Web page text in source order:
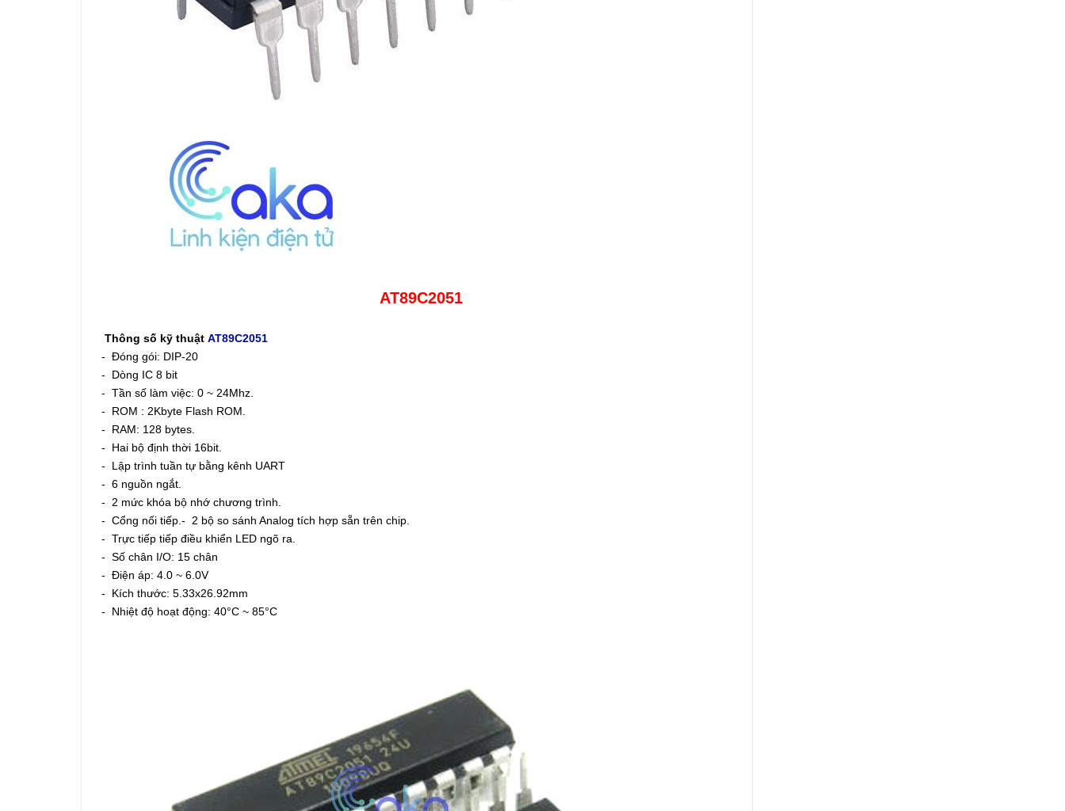
AT89C2051
Thông số kỹ thuật AT89C2051
- Đóng gói: DIP-20
- Dòng IC 8 bit
- Tần số làm việc: 0 ~ 24Mhz.
- ROM : 2Kbyte Flash ROM.
- RAM: 128 bytes.
- Hai bộ định thời 16bit.
- Lập trình tuần tự bằng kênh UART
- 6 nguồn ngắt.
- 2 mức khóa bộ nhớ chương trình.
- Cổng nối tiếp.- 2 bộ so sánh Analog tích hợp sẵn trên chip.
- Trực tiếp tiếp điều khiển LED ngõ ra.
- Số chân I/O: 15 chân
- Điện áp: 4.0 ~ 6.0V
- Kích thước: 5.33x26.92mm
- Nhiệt độ hoạt động: 40°C ~ 85°C